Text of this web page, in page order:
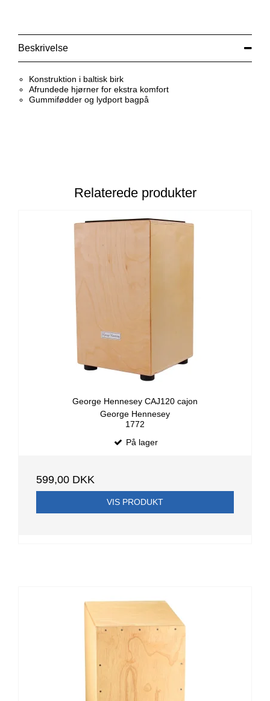
Beskrivelse
Konstruktion i baltisk birk
Afrundede hjørner for ekstra komfort
Gummifødder og lydport bagpå
Relaterede produkter
George Hennesey CAJ120 cajon
George Hennesey
1772
På lager
599,00 DKK
VIS PRODUKT